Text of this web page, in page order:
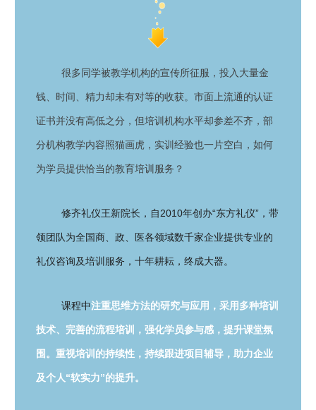
很多同学被教学机构的宣传所征服，投入大量金
钱、时间、精力却未有对等的收获。市面上流通的认证
证书并没有高低之分，但培训机构水平却参差不齐，部
分机构教学内容照猫画虎，实训经验也一片空白，如何
为学员提供恰当的教育培训服务？
修齐礼仪王新院长，自2010年创办“东方礼仪”，带
领团队为全国商、政、医各领域数千家企业提供专业的
礼仪咨询及培训服务，十年耕耘，终成大器。
课程中注重思维方法的研究与应用 ，采用多种培训
技术、完善的流程培训，强化学员参与感，提升课堂氛
围。重视培训的持续性，持续跟进项目辅导，助力企业
及个人“软实力”的提升。